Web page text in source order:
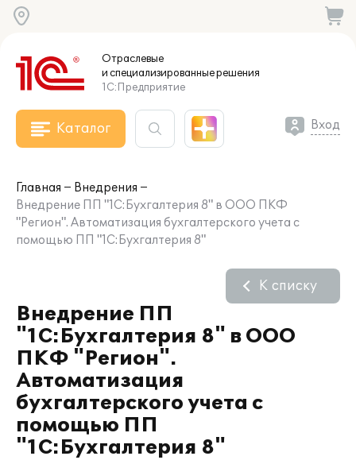
Отраслевые
и специализированныерешения
1С:Предприятие
Каталог Вход
Главная
Внедрения
Внедрение ПП "1С:Бухгалтерия 8" в ООО ПКФ
"Регион". Автоматизация бухгалтерского учета с
помощью ПП "1С:Бухгалтерия 8"
Внедрение ПП
"1С:Бухгалтерия 8" в ООО
ПКФ "Регион".
Автоматизация
бухгалтерского учета с
помощью ПП
"1С:Бухгалтерия 8"
К списку